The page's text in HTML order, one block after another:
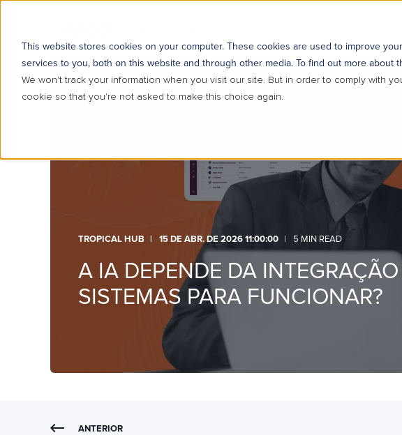
This website stores cookies on your computer. These cookies are used to improve
services to you, both on this website and through other media. To find out more about
We won't track your information when you visit our site. But in order to comply with
cookie so that you're not asked to make this choice again.
TROPICAL HUB 15 DE ABR. DE 2026 11:00:00 5 MIN READ
A IA DEPENDE DA
SISTEMAS PARA FUNCIONAR?
ANTERIOR